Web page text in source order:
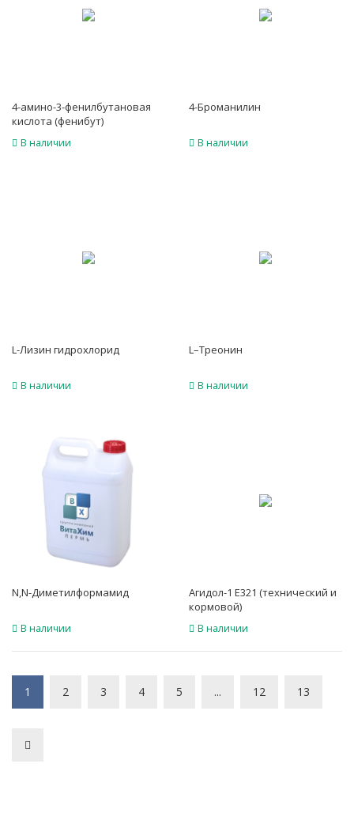
4-амино-3-фенилбутановая
кислота (фенибут)
В наличии
4-Броманилин
В наличии
L-Лизин гидрохлорид
В наличии
L–Треонин
В наличии
N,N-Диметилформамид
В наличии
Агидол-1 E321 (технический и
кормовой)
В наличии
1 2 3 4 5 ... 12 13